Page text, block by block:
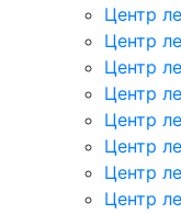
Центр
Центр
Центр
Центр
Центр
Центр
Центр
Центр